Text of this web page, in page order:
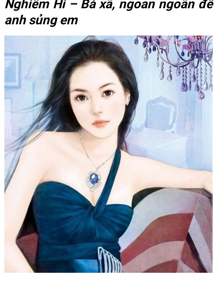
Nghiêm Hi – Bà xã, ngoan ngoãn để
anh sủng em